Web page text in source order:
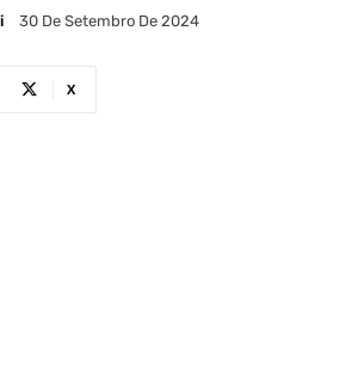
30 De Setembro De 2024
X